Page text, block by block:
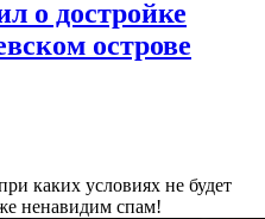
о достройке
острове
каких условиях не будет
ненавидим спам!